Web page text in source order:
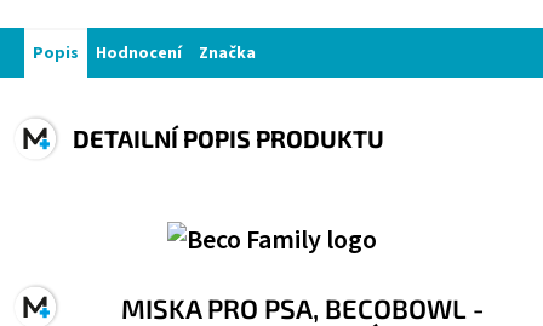
Popis Hodnocení Značka
DETAILNÍ POPIS PRODUKTU
MISKA PRO PSA, BECOBOWL -